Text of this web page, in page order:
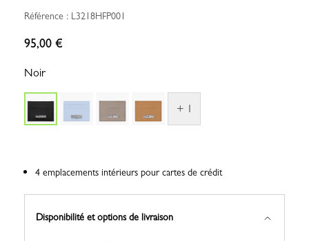
Référence : L3218HFP001
95,00 €
Noir
+ 1
4 emplacements intérieurs pour cartes de crédit
Disponibilité et options de livraison